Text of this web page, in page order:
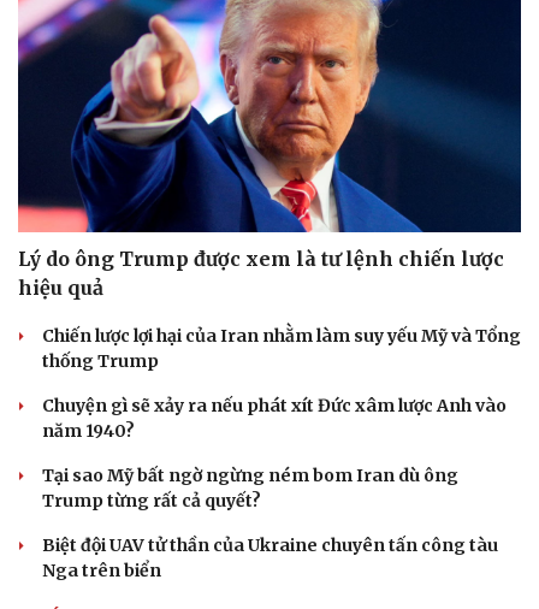
Lý do ông Trump được xem là tư lệnh chiến lược
hiệu quả
Chiến lược lợi hại của Iran nhằm làm suy yếu Mỹ và Tổng
thống Trump
Chuyện gì sẽ xảy ra nếu phát xít Đức xâm lược Anh vào
năm 1940?
Tại sao Mỹ bất ngờ ngừng ném bom Iran dù ông
Trump từng rất cả quyết?
Biệt đội UAV tử thần của Ukraine chuyên tấn công tàu
Nga trên biển